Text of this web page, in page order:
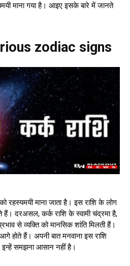
माना गया है। आइए इसके बारे में जानते
zodiac signs
रहस्यमयी माना जाता है। इस राशि के लोग
दरअसल, कर्क राशि के स्वामी चंद्रमा है,
से व्यक्ति को मानसिक शांति मिलती हैं।
होते हैं। अपनी बात मनवाना इस राशि
समझना आसान नहीं है।